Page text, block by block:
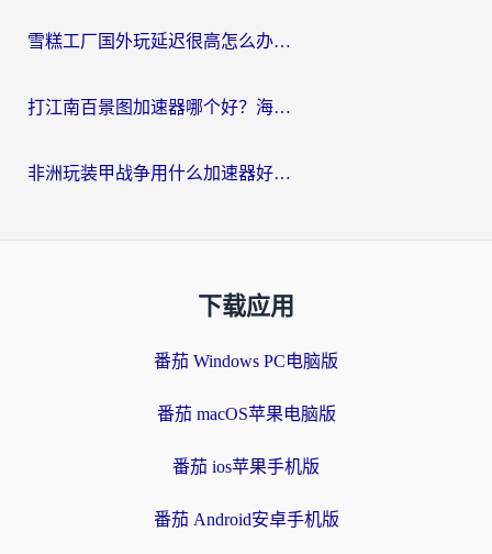
雪糕工厂国外玩延迟很高怎么办？海外玩家国服游戏加速终极攻略（附实测推荐）
打江南百景图加速器哪个好？海外党踩坑N次后，终于找到不卡的秘诀
非洲玩装甲战争用什么加速器好？海外党亲测有效的国服游戏加速方案
下载应用
番茄 Windows PC电脑版
番茄 macOS苹果电脑版
番茄 ios苹果手机版
番茄 Android安卓手机版